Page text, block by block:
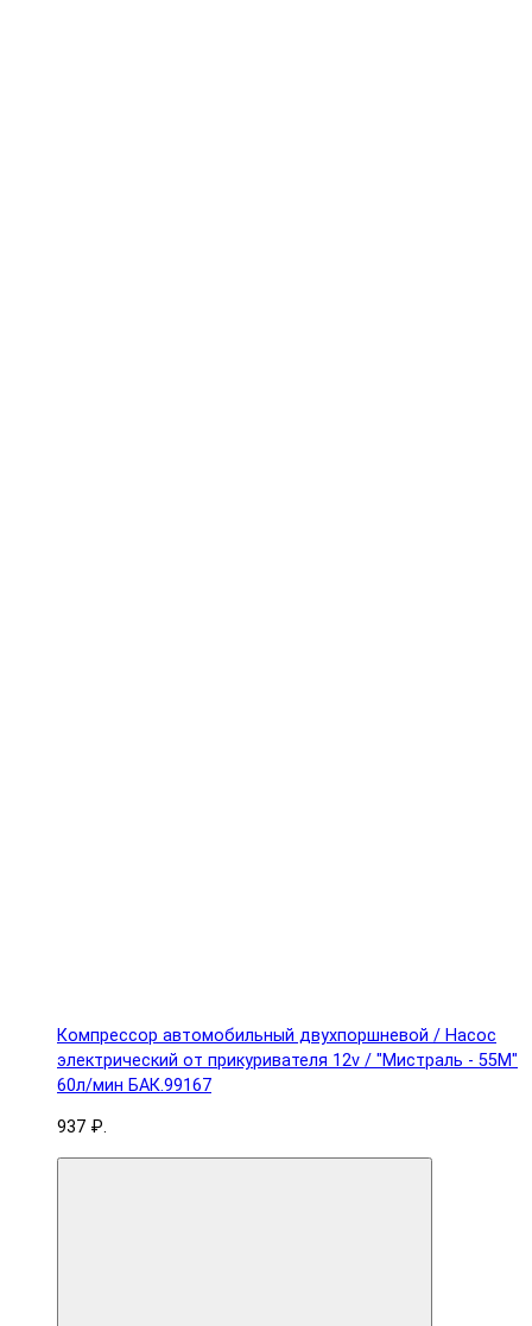
Компрессор автомобильный двухпоршневой / Насос
электрический от прикуривателя 12v / "Мистраль - 55М"
60л/мин БАК.99167
937 ₽.